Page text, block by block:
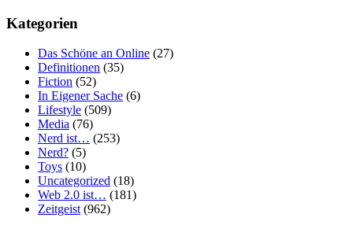
Kategorien
Das Schöne an Online (27)
Definitionen (35)
Fiction (52)
In Eigener Sache (6)
Lifestyle (509)
Media (76)
Nerd ist… (253)
Nerd? (5)
Toys (10)
Uncategorized (18)
Web 2.0 ist… (181)
Zeitgeist(962)